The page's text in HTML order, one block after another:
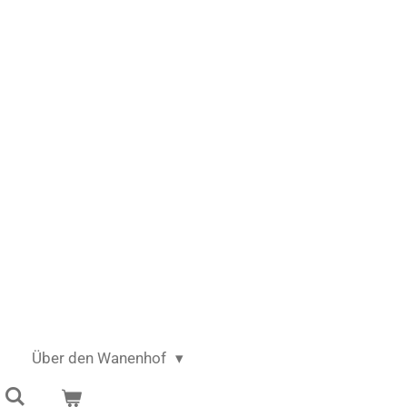
Über den Wanenhof